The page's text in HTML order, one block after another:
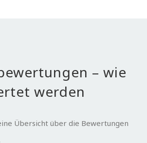
– wie
werden
Übersicht über die Bewertungen